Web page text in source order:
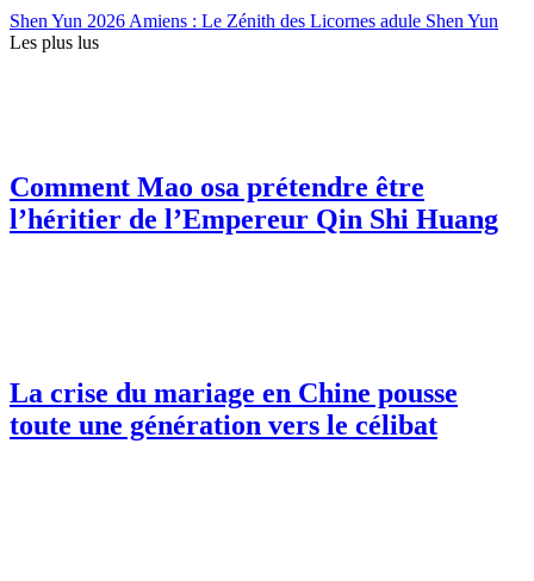
Shen Yun 2026 Amiens : Le Zénith des Licornes adule Shen Yun
Les plus lus
Comment Mao osa prétendre être
l’héritier de l’Empereur Qin Shi Huang
La crise du mariage en Chine pousse
toute une génération vers le célibat